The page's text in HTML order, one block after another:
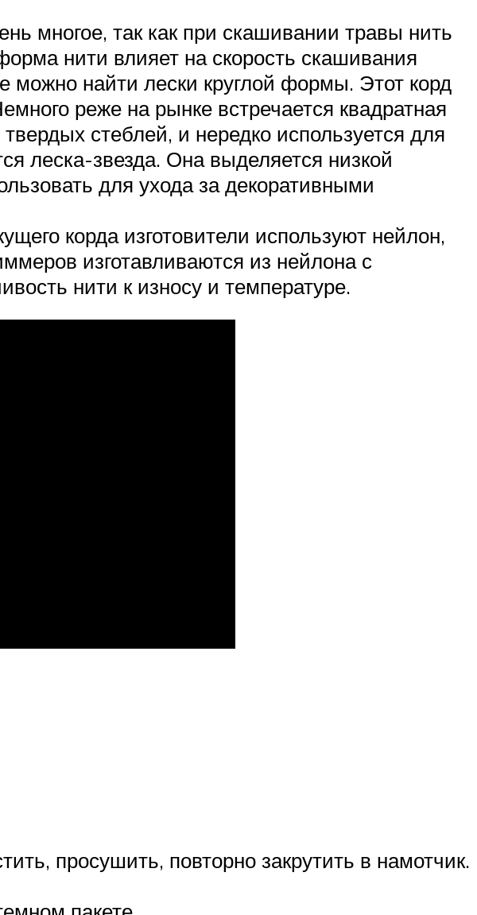
многое, так как при скашивании травы нить
нити влияет на скорость скашивания
можно найти лески круглой формы. Этот корд
реже на рынке встречается квадратная
стеблей, и нередко используется для
леска-звезда. Она выделяется низкой
для ухода за декоративными
корда изготовители используют нейлон,
изготавливаются из нейлона с
нити к износу и температуре.
просушить, повторно закрутить в намотчик.